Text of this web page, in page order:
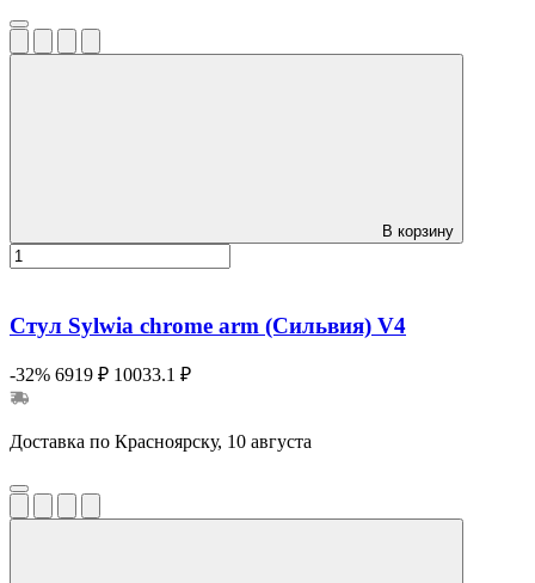
В корзину
Стул Sylwia chrome arm (Сильвия) V4
-32% 6919 ₽ 10033.1 ₽
Доставка по Красноярску, 10 августа